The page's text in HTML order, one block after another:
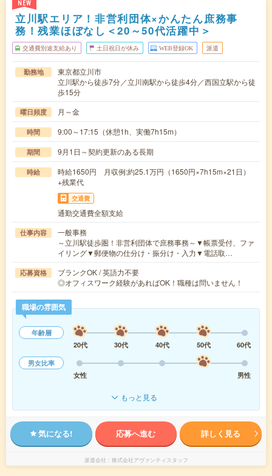
NEW
立川駅エリア！非営利団体×かんたん庶務事
務！残業ほぼなし＜20～50代活躍中＞
交通費別途支給あり 土日祝日が休み WEB登録OK 派遣
勤務地
東京都立川市
立川駅から徒歩7分／立川南駅から徒歩4分／西国立駅から徒
歩15分
曜日頻度 月～金
時間 9:00～17:15（休憩1h、実働7h15m）
期間 9月1日～契約更新のある長期
時給
時給1650円 月収例:約25.1万円（1650円×7h15m×21日）
+残業代
交通費
通勤交通費全額支給
仕事内容
一般事務
～立川駅徒歩圏！非営利団体で庶務事務～▼帳票受付、ファ
イリング▼郵便物の仕分け・振分け・入力▼電話取…
応募資格
ブランクOK / 英語力不要
◎オフィスワーク経験があればOK！職種は問いません！
職場の雰囲気
年齢層
20代
30代 40代 50代
60代
男女比率
女性
男性
もっと見る
気になる! 応募へ進む 詳しく見る
派遣会社 株式会社アヴァンティスタッフ